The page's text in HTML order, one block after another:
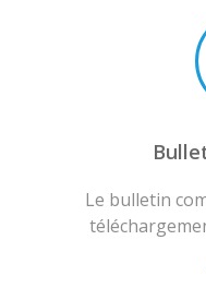
Le bulletin